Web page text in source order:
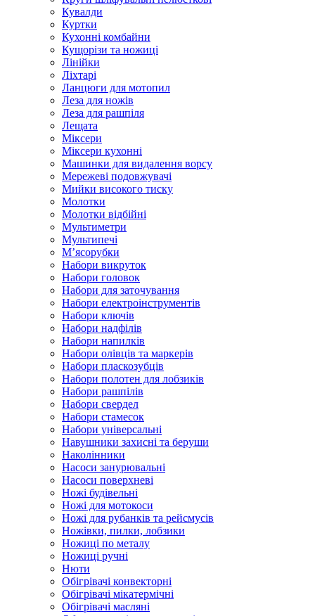
Кувалди
Куртки
Кухонні комбайни
Кущорізи та ножиці
Лінійки
Ліхтарі
Ланцюги для мотопил
Леза для ножів
Леза для рашпіля
Лещата
Міксери
Міксери кухонні
Машинки для видалення ворсу
Мережеві подовжувачі
Мийки високого тиску
Молотки
Молотки відбійні
Мультиметри
Мультипечі
М’ясорубки
Набори викруток
Набори головок
Набори для заточування
Набори електроінструментів
Набори ключів
Набори надфілів
Набори напилків
Набори олівців та маркерів
Набори пласкозубців
Набори полотен для лобзиків
Набори рашпілів
Набори свердел
Набори стамесок
Набори універсальні
Навушники захисні та беруши
Наколінники
Насоси занурювальні
Насоси поверхневі
Ножі будівельні
Ножі для мотокоси
Ножі для рубанків та рейсмусів
Ножівки, пилки, лобзики
Ножиці по металу
Ножиці ручні
Нюти
Обігрівачі конвекторні
Обігрівачі мікатермічні
Обігрівачі масляні